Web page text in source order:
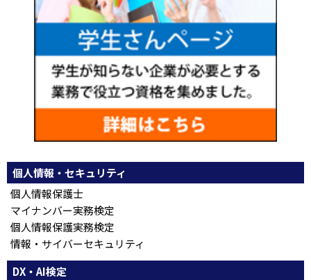
個人情報・セキュリティ
個人情報保護士
マイナンバー実務検定
個人情報保護実務検定
情報・サイバーセキュリティ
DX・AI検定